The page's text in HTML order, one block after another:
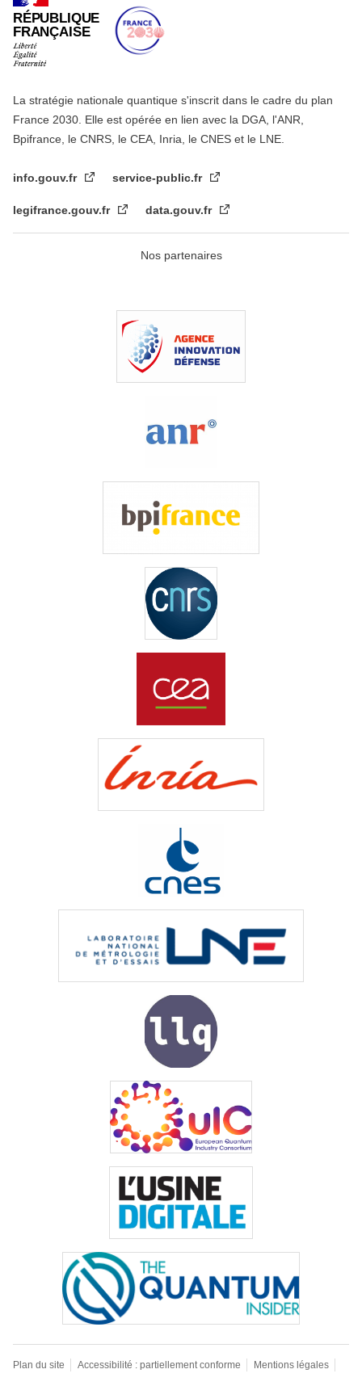
RÉPUBLIQUE
FRANÇAISE
La stratégie nationale quantique s'inscrit dans le cadre du plan
France 2030. Elle est opérée en lien avec la DGA, l'ANR,
Bpifrance, le CNRS, le CEA, Inria, le CNES et le LNE.
info.gouv.fr service-public.fr
legifrance.gouv.fr data.gouv.fr
Nos partenaires
Plan du site Accessibilité : partiellement conforme Mentions légales